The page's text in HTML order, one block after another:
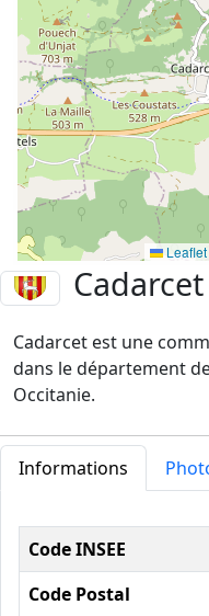
Leaflet
Cadarcet est une
dans le département
Occitanie.
Informations
Informations
Code INSEE
Code Postal